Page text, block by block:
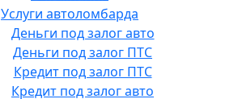
Услуги автоломбарда
Деньги под залог авто
Деньги под залог ПТС
Кредит под залог ПТС
Кредит под залог авто